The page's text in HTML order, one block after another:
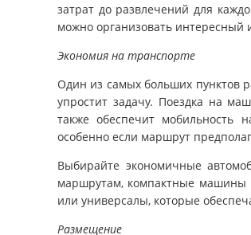
затрат до развлечений для
можно организовать интересный
Экономия на транспорте
Один из самых больших пунктов
упростит задачу. Поездка на
также обеспечит мобильность
особенно если маршрут
Выбирайте экономичные
маршрутам, компактные машины
или универсалы, которые
Размещение